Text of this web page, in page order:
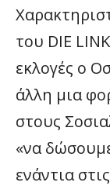
του DIE
εκλογές ο
άλλη μια
στους
«να
ενάντια